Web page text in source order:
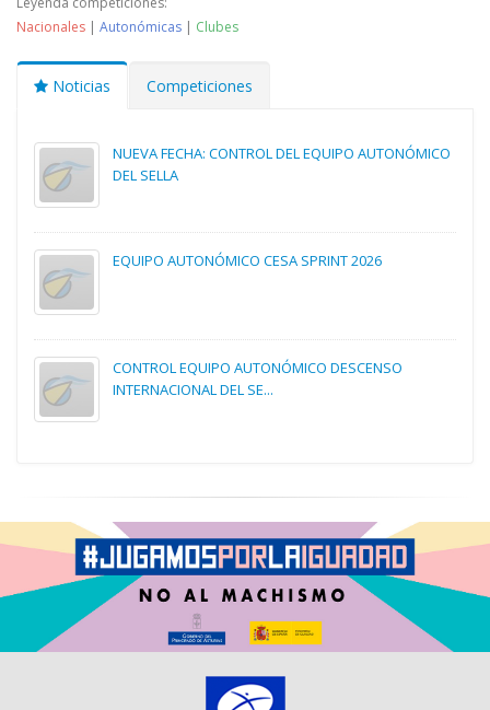
Nacionales | Autonómicas | Clubes
Noticias Competiciones
NUEVA FECHA: CONTROL DEL EQUIPO AUTONÓMICO
DEL SELLA
EQUIPO AUTONÓMICO CESA SPRINT 2026
CONTROL EQUIPO AUTONÓMICO DESCENSO
INTERNACIONAL DEL SE...